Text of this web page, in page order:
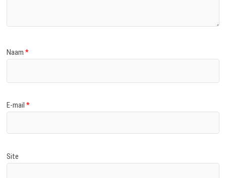
Naam*
E-mail*
Site